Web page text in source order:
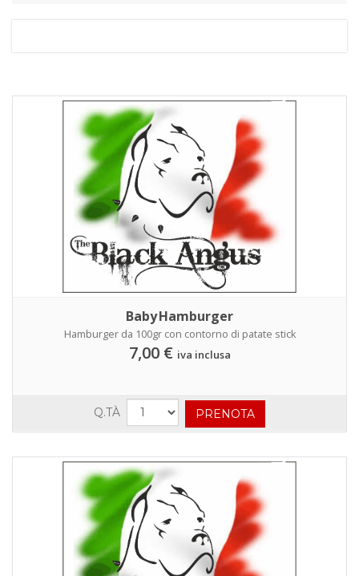
Baby Hamburger
Hamburger da 100gr con contorno di patate stick
7,00 € iva inclusa
Q.TÀ